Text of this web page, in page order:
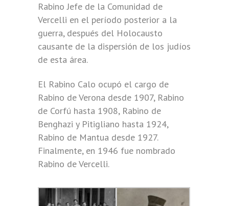
Rabino Jefe de la Comunidad de
Vercelli en el período posterior a la
guerra, después del Holocausto
causante de la dispersión de los judíos
de esta área.
El Rabino Calo ocupó el cargo de
Rabino de Verona desde 1907, Rabino
de Corfú hasta 1908, Rabino de
Benghazi y Pitigliano hasta 1924,
Rabino de Mantua desde 1927.
Finalmente, en 1946 fue nombrado
Rabino de Vercelli.